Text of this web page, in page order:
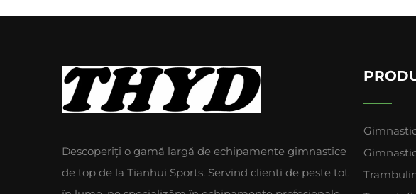
Descoperiți o gamă largă de echipamente gimnastice
de top de la Tianhui Sports. Servind clienți de peste tot